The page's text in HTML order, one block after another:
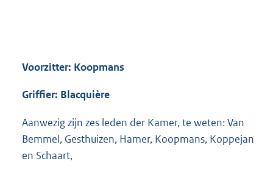
Voorzitter: Koopmans
Griffier: Blacquière
Aanwezig zijn zes leden der Kamer, te weten: Van
Bemmel, Gesthuizen, Hamer, Koopmans, Koppejan
en Schaart,